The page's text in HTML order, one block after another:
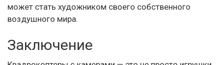
может стать художником своего собственного
воздушного мира.
Заключение